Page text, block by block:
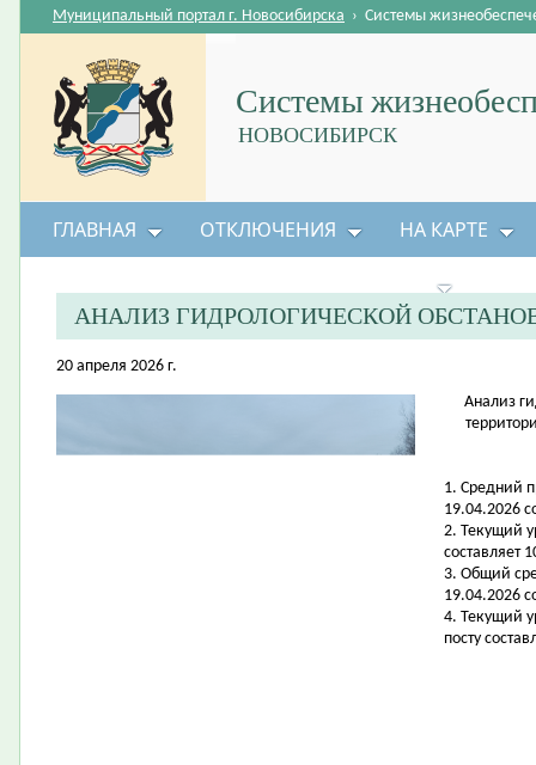
Системы
НОВОСИБИРСК
Муниципальный портал г. Новосибирска › Системы
ГЛАВНАЯ ОТКЛЮЧЕНИЯ НА КАРТЕ
АНАЛИЗ ГИДРОЛОГИЧЕСКОЙ
20 апреля 2026 г.
Анализ
1. Средний
19.04.2026
2. Текущий
составляет
3. Общий
19.04.2026
4. Текущий
посту